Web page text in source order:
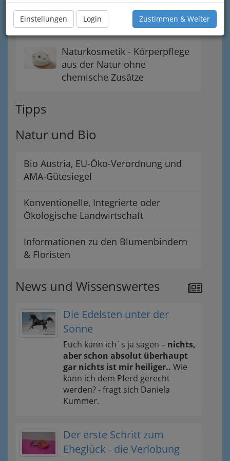
Einstellungen Login Zustimmen & Weiter
Blumenhändler und
Blumenhändlerinnen
Naturkosmetik - Körperpflege
aus der Natur ohne
chemische Zusätze
Tipps
Natur und Bio
Bio Austria, EU-Öko-Verordnung und
AMA-Gütesiegel
Konventionelle, Integrierte oder
Ökologische Landwirtschaft
Informationen zu den Blumenbindern
& Floristen
News und Wissenswertes
Die Edelsten unter der
Sonne
Euch kann ich´s ja sagen – nichts,
aber schon absolut überhaupt
gar nichts ist mir heiliger.. Wie
kann ich dem Pferd gerecht
werden? - fragt sich Daniela
Kummer.
Der erste Schritt zum
Eheglück - die Verlobung